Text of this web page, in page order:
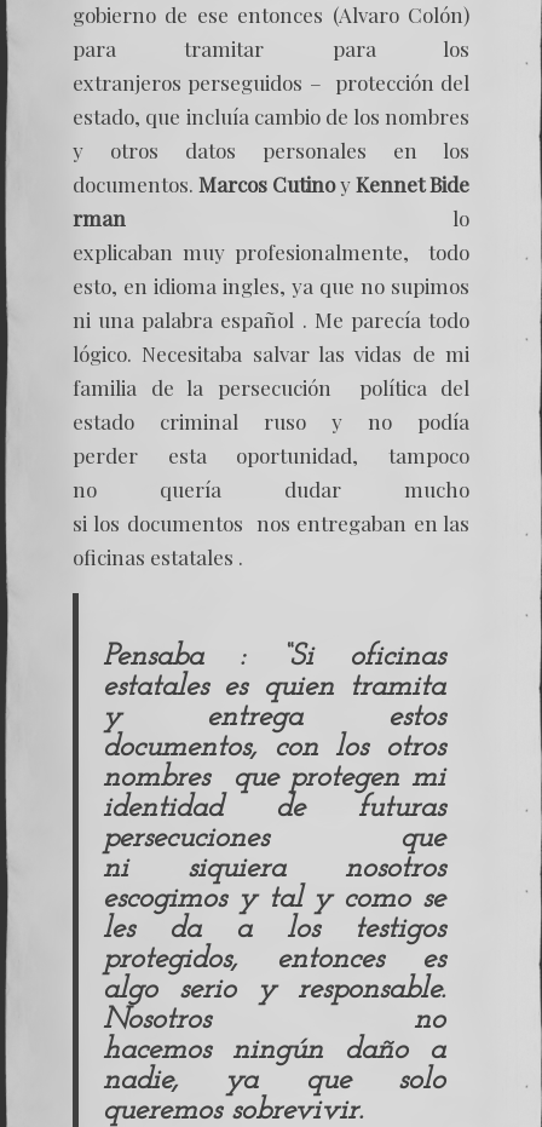
gobierno de ese entonces (Alvaro Colón)
para tramitar para los
extranjeros perseguidos – protección del
estado, que incluía cambio de los nombres
y otros datos personales en los
documentos. Marcos CutinoyKennet Bide
rman lo
explicaban muy profesionalmente, todo
esto, en idioma ingles, ya que no supimos
ni una palabra español . Me parecía todo
lógico. Necesitaba salvar las vidas de mi
familia de la persecución política del
estado criminal ruso y no podía
perder esta oportunidad, tampoco
no quería dudar mucho
si los documentos nos entregaban en las
oficinas estatales .
Pensaba : “Si oficinas
estatales es quien tramita
y entrega estos
documentos, con los otros
nombres que protegen mi
identidad de futuras
persecuciones que
ni siquiera nosotros
escogimos y tal y como se
les da a los testigos
protegidos, entonces es
algo serio y responsable.
Nosotros no
hacemos ningún daño a
nadie, ya que solo
queremos sobrevivir.